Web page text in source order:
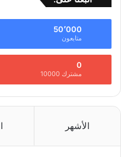
50٬000
متابعون
0
مشترك 10000
الأشهر